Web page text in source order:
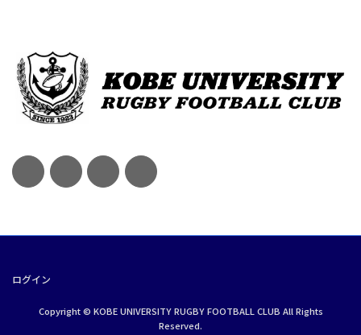
ログイン
Copyright © KOBE UNIVERSITY RUGBY FOOTBALL CLUB All Rights
Reserved.